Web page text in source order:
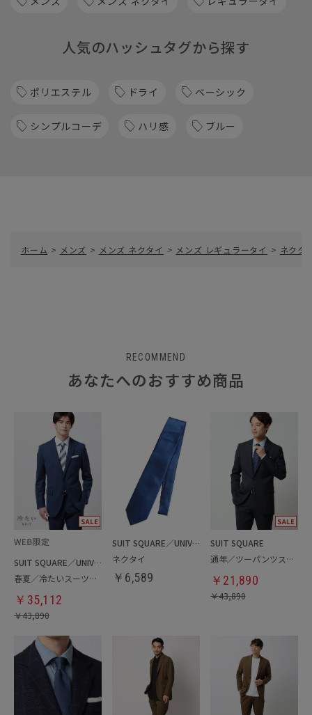
人気のハッシュタグから探す
ポリエステル ドライ ベーシック
シンプルコーデ ハリ感 ブルー
ホーム > メンズ > メンズ ネクタイ > メンズ レギュラータイ > ネクタ
RECOMMEND
あなたへのおすすめ商品
SUIT SQUARE／UNIVERSAL LANGUAGE
春夏／冷たいスーツ／ツーパンツ
￥ 35,112
￥43,890
SUIT SQUARE／UNIVERSAL LANGUAGE
ネクタイ
￥ 6,589
SUIT SQUARE
通年／ツーパンツスーツ
￥ 21,890
￥43,890